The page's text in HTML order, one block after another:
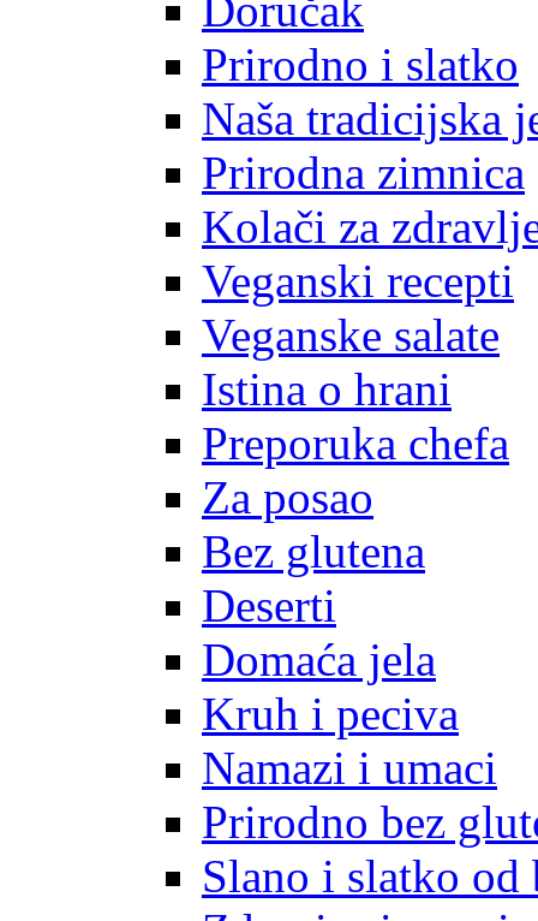
Prirodno i slatko
Naša tradicijska
Prirodna zimnica
Kolači za
Veganski recepti
Veganske salate
Istina o hrani
Preporuka chefa
Za posao
Bez glutena
Deserti
Domaća jela
Kruh i peciva
Namazi i umaci
Prirodno bez
Slano i slatko od